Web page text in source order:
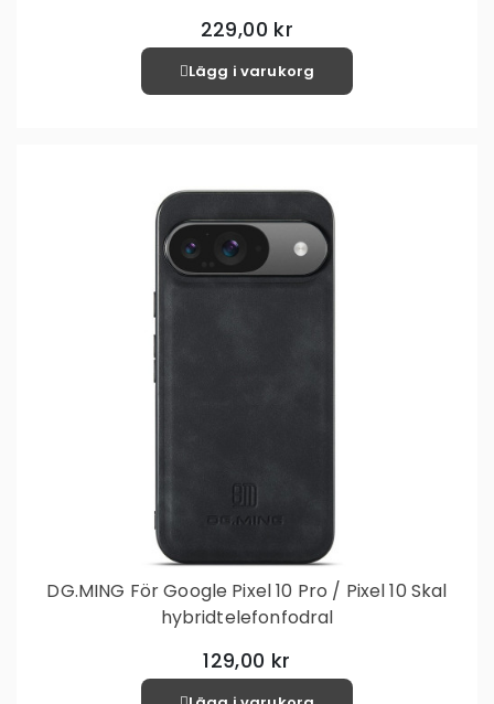
229,00 kr
Lägg i varukorg
DG.MING För Google Pixel 10 Pro / Pixel 10 Skal
hybridtelefonfodral
129,00 kr